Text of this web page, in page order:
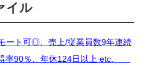
イル
ート可◎、売上/従業員数9年連続
率90％、年休124日以上 etc.